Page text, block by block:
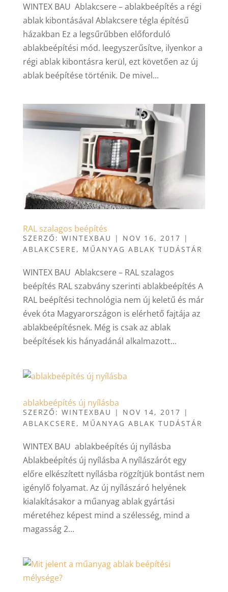
WINTEX BAU Ablakcsere – ablakbeépítés a régi
ablak kibontásával Ablakcsere tégla építésű
házakban Ez a legsűrűbben előforduló
ablakbeépítési mód. leegyszerűsítve, ilyenkor a
régi ablak kibontásra kerül, ezt követően az új
ablak beépítése történik. De mivel...
RAL szalagos beépítés
SZERZŐ: WINTEXBAU | NOV 16, 2017 |
ABLAKCSERE , MŰANYAG ABLAK TUDÁSTÁR
WINTEX BAU Ablakcsere – RAL szalagos
beépítés RAL szabvány szerinti ablakbeépítés A
RAL beépítési technológia nem új keletű és már
évek óta Magyarországon is elérhető fajtája az
ablakbeépítésnek. Még is csak az ablak
beépítések kis hányadánál alkalmazott...
ablakbeépítés új nyílásba
SZERZŐ: WINTEXBAU | NOV 14, 2017 |
ABLAKCSERE , MŰANYAG ABLAK TUDÁSTÁR
WINTEX BAU ablakbeépítés új nyílásba
Ablakbeépítés új nyílásba A nyílászárót egy
előre elkészített nyílásba rögzítjük bontást nem
igénylő folyamat. Az új nyílászáró helyének
kialakításakor a műanyag ablak gyártási
méretéhez képest mind a szélesség, mind a
magasság 2...